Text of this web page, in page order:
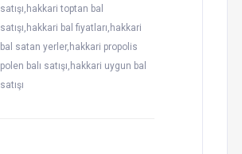
satışı,hakkari toptan bal
satışı,hakkari bal fiyatları,hakkari
bal satan yerler,hakkari propolis
polen balı satışı,hakkari uygun bal
satışı